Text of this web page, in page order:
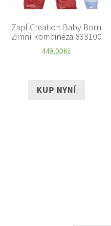
Zapf Creation Baby Born
Zimní kombinéza 833100
449,00Kč
KUP NYNÍ